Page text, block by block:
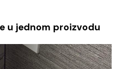
u jednom proizvodu